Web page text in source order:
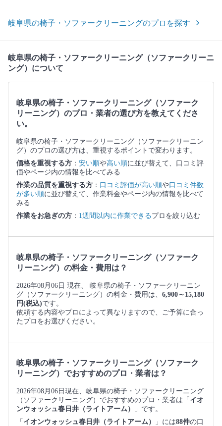
岐阜県の椅子・ソファークリーニングのプロを探す
岐阜県の椅子・ソファークリーニング（ソファークリーニ
ング）について
岐阜県の椅子・ソファークリーニング（ソファーク
リーニング）のプロ・業者の選び方を教えてくださ
い。
岐阜県の椅子・ソファークリーニング（ソファークリーニン
グ）のプロの選び方は、重視するポイントで変わります。
価格を重視する方 ： 安い順や高い順に並び替えて、口コミ評
価やページ内の情報を比べてみる
作業の品質を重視する方 ： 口コミ評価が高い順や口コミ件数
が多い順に並び替えて、作業料金やページ内の情報を比べて
みる
作業をお急ぎの方 ： 1週間以内に作業できるプロを絞り込む
岐阜県の椅子・ソファークリーニング（ソファーク
リーニング）の料金・費用は？
2026年08月06日 現在、 岐阜県の椅子・ソファークリーニン
グ（ソファークリーニング）の料金・費用は、 6,900～15,180
円(税込)です。
依頼する内容やプロによって異なりますので、ご予算に合っ
たプロをお選びください。
岐阜県の椅子・ソファークリーニング（ソファーク
リーニング）でおすすめのプロ・業者は？
2026年08月06日現在、岐阜県の椅子・ソファークリーニング
（ソファークリーニング）でおすすめのプロ・業者は「 イオ
ンウォッシュ春日井（ライトアーム）
」です。
「 イオンウォッシュ春日井（ライトアーム） 」には88件の口